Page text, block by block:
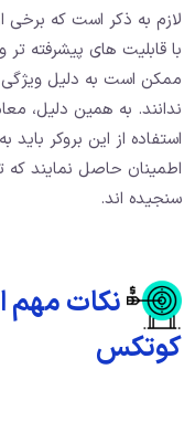
لازم به ذکر است که برخی
با قابلیت های پیشرفته
ممکن است به دلیل
ندانند. به همین دلیل،
استفاده از این بروکر
اطمینان حاصل نمایند که
سنجیده اند.
نکات مهم
کوتکس